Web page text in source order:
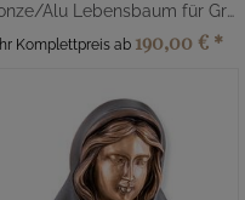
Bronze/Alu Lebensbaum für Grab
Ihr Komplettpreis ab 190,00 € *